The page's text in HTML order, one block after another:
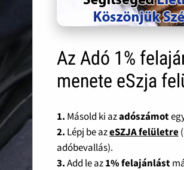
Az Adó 1%
menete eSzja
1. Másold ki azadószámot
2. Lépj be azeSZJA felületre
adóbevallás).
3.Add le az1% felajánlást